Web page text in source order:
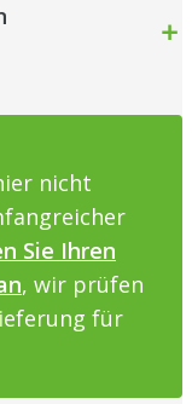
nicht
Sie Ihren
, wir prüfen
für